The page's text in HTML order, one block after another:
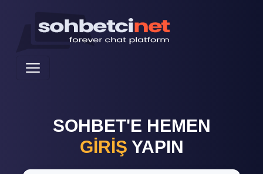
SOHBET'E HEMEN
GİRİŞ YAPIN